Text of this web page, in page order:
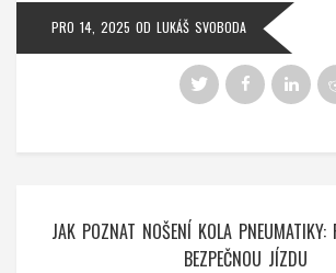
PRO 14, 2025 OD LUKÁŠ SVOBODA
JAK POZNAT NOŠENÍ KOLA PNEUMATIKY:
BEZPEČNOU JÍZDU